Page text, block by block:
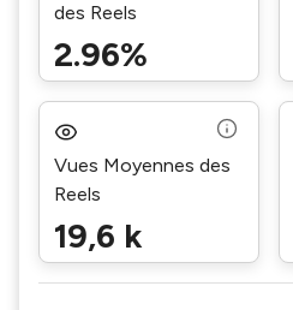
des Reels
2.96%
Vues Moyennes des
Reels
19,6 k